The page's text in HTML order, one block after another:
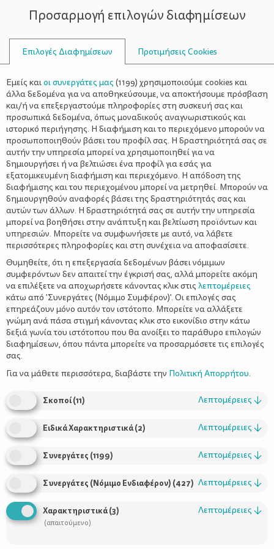
ΣΥΜΒΟΥΛΟΙ
COOKIES ΜΕ ΒΡΏΜΗ
Μπισκότα δημητριακών – Ποτέ η
υγιεινή διατροφή δεν ήταν τόσο
Χρήσιμοι Σύνδεσμοι
Προσαρμογή επιλογών διαφημίσεων
Επιλογές Διαφημίσεων Προτιμήσεις Cookies
Εμείς καιοι συνεργάτες μας (1199) χρησιμοποιούμε cookies και
άλλα δεδομένα για να αποθηκεύσουμε, να αποκτήσουμε πρόσβαση
και/ή να επεξεργαστούμε πληροφορίες στη συσκευή σας και
προσωπικά δεδομένα, όπως μοναδικούς αναγνωριστικούς και
ιστορικό περιήγησης. Η διαφήμιση και το περιεχόμενο μπορούν να
προσωποποιηθούν βάσει του προφίλ σας. Η δραστηριότητά σας σε
αυτήν την υπηρεσία μπορεί να χρησιμοποιηθεί για να
δημιουργήσει ή να βελτιώσει ένα προφίλ για εσάς για
εξατομικευμένη διαφήμιση και περιεχόμενο. Η απόδοση της
διαφήμισης και του περιεχομένου μπορεί να μετρηθεί. Μπορούν να
δημιουργηθούν αναφορές βάσει της δραστηριότητάς σας και
αυτών των άλλων. Η δραστηριότητά σας σε αυτήν την υπηρεσία
μπορεί να βοηθήσει στην ανάπτυξη και βελτίωση προϊόντων και
υπηρεσιών. Μπορείτε να συμφωνήσετε με αυτό, να λάβετε
περισσότερες πληροφορίες και στη συνέχεια να αποφασίσετε.
Θυμηθείτε, ότι η επεξεργασία δεδομένων βάσει νόμιμων
συμφερόντων δεν απαιτεί την έγκρισή σας, αλλά μπορείτε ακόμη
να επιλέξετε να αποχωρήσετε κάνοντας κλικ στις λεπτομέρειες
κάτω από 'Συνεργάτες (Νόμιμο Συμφέρον)'. Οι επιλογές σας
επηρεάζουν μόνο αυτόν τον ιστότοπο. Μπορείτε να αλλάξετε
γνώμη ανά πάσα στιγμή κάνοντας κλικ στο εικονίδιο στην κάτω
δεξιά γωνία του ιστότοπου που θα ανοίξει το παράθυρο επιλογών
διαφημίσεων, όπου πάντα μπορείτε να προσαρμόσετε τις επιλογές
σας.
Για να μάθετε περισσότερα, διαβάστε την Πολιτική Απορρήτου.
Σκοποί(11) Λεπτομέρειες ↓
Ειδικά Χαρακτηριστικά(2) Λεπτομέρειες ↓
Συνεργάτες (1199) Λεπτομέρειες ↓
Συνεργάτες (Νόμιμο Ενδιαφέρον) (427) Λεπτομέρειες ↓
Χαρακτηριστικά(3)
(απαιτούμενο)
Λεπτομέρειες ↓